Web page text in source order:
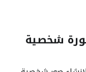
شخصية